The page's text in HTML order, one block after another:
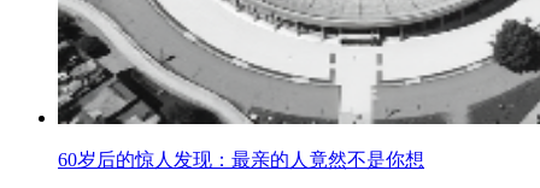
60岁后的惊人发现：最亲的人竟然不是你想